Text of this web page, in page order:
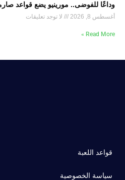
وداعًا للفوضى.. مورينيو يضع قواعد
أغسطس 8, 2026 لا توجد تعليقات
Read More »
قواعد اللعبة
سياسة الخصوصية